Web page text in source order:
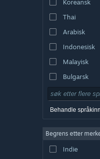
Koreansk
Thai
Arabisk
Indonesisk
Malayisk
Bulgarsk
Tsjekkisk
Dansk
Engelsk
Spansk –
Behandle
Begrens etter
Indie